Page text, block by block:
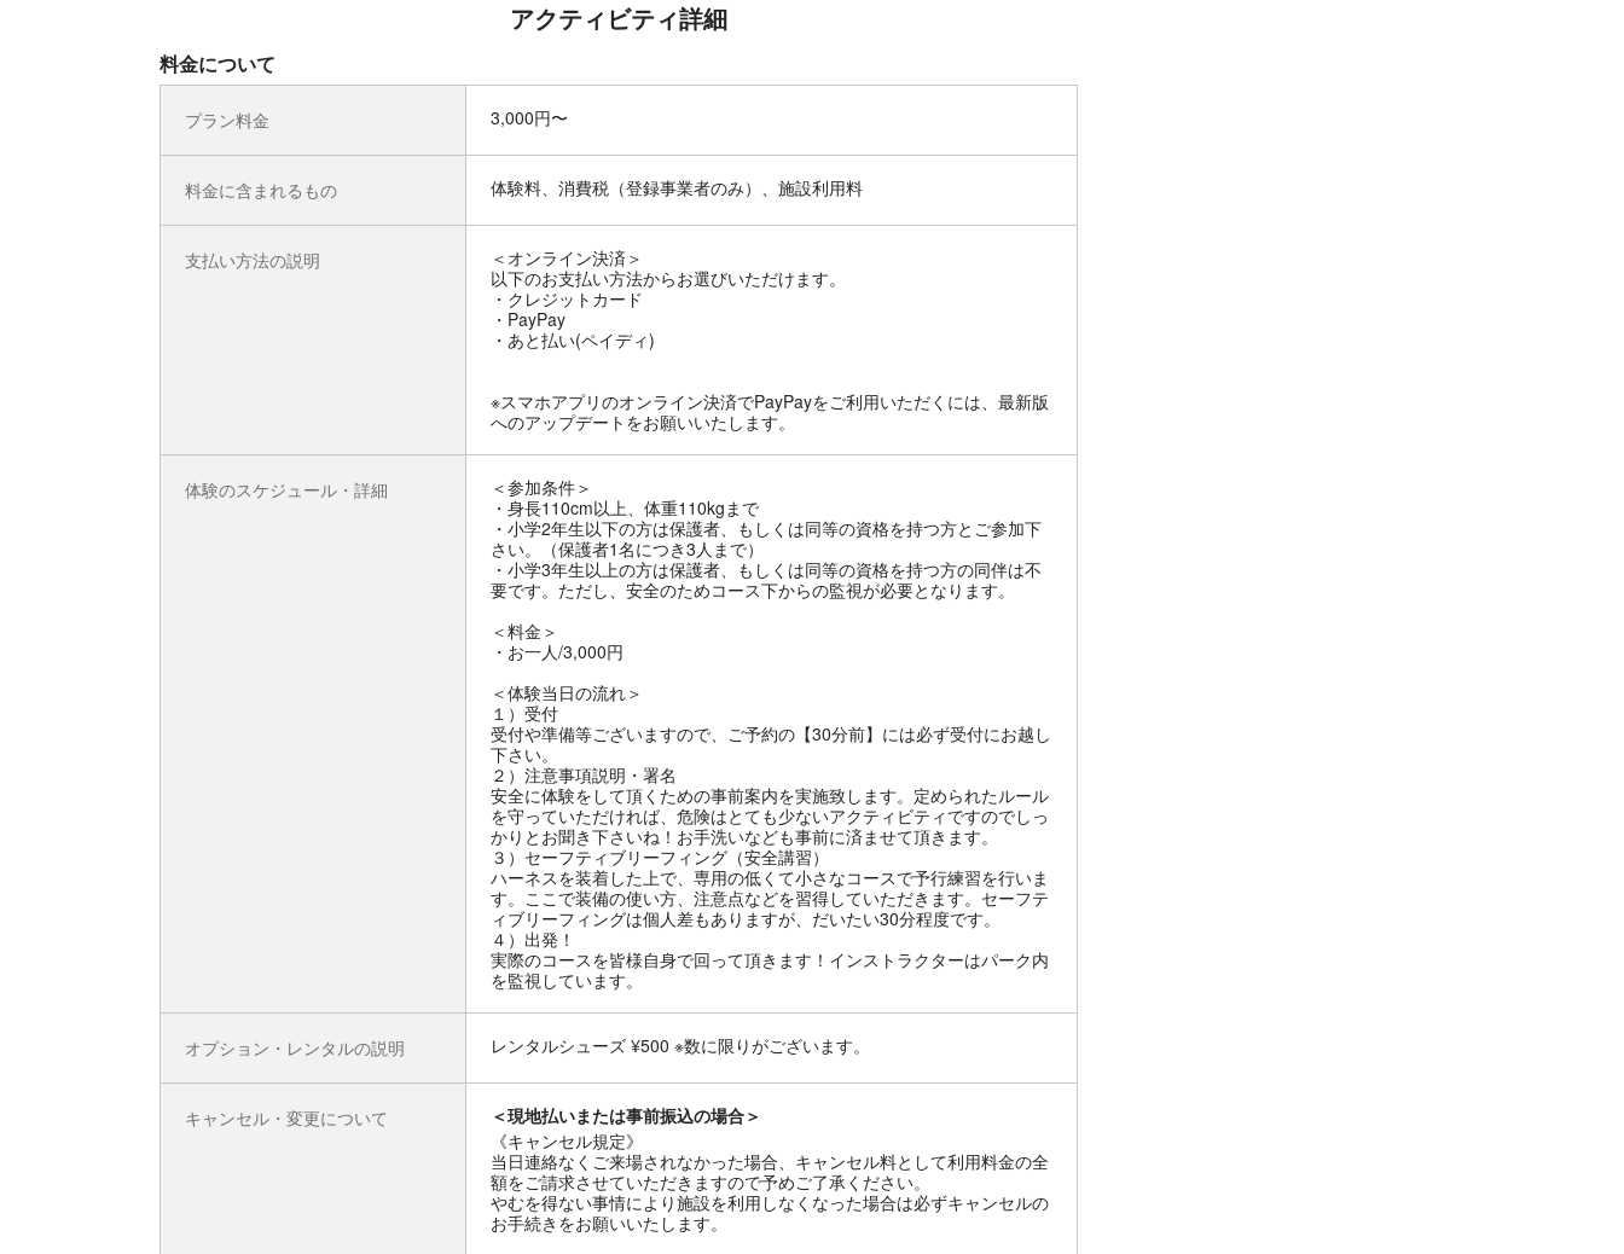
アクティビティ詳細
料金について
プラン料金 3,000円〜
料金に含まれるもの 体験料、消費税（登録事業者のみ）、施設利用料
支払い方法の説明
＜オンライン決済＞
以下のお支払い方法からお選びいただけます。
・クレジットカード
・PayPay
・あと払い(ペイディ)
※スマホアプリのオンライン決済でPayPayをご利用いただくには、最新版
へのアップデートをお願いいたします。
体験のスケジュール・詳細
＜参加条件＞
・身長110cm以上、体重110kgまで
・小学2年生以下の方は保護者、もしくは同等の資格を持つ方とご参加下
さい。（保護者1名につき3人まで）
・小学3年生以上の方は保護者、もしくは同等の資格を持つ方の同伴は不
要です。ただし、安全のためコース下からの監視が必要となります。
＜料金＞
・お一人/3,000円
＜体験当日の流れ＞
１）受付
受付や準備等ございますので、ご予約の【30分前】には必ず受付にお越し
下さい。
２）注意事項説明・署名
安全に体験をして頂くための事前案内を実施致します。定められたルール
を守っていただければ、危険はとても少ないアクティビティですのでしっ
かりとお聞き下さいね！お手洗いなども事前に済ませて頂きます。
３）セーフティブリーフィング（安全講習）
ハーネスを装着した上で、専用の低くて小さなコースで予行練習を行いま
す。ここで装備の使い方、注意点などを習得していただきます。セーフテ
ィブリーフィングは個人差もありますが、だいたい30分程度です。
４）出発！
実際のコースを皆様自身で回って頂きます！インストラクターはパーク内
を監視しています。
オプション・レンタルの説明 レンタルシューズ ¥500 ※数に限りがございます。
キャンセル・変更について
＜現地払いまたは事前振込の場合＞
《キャンセル規定》
当日連絡なくご来場されなかった場合、キャンセル料として利用料金の全
額をご請求させていただきますので予めご了承ください。
やむを得ない事情により施設を利用しなくなった場合は必ずキャンセルの
お手続きをお願いいたします。